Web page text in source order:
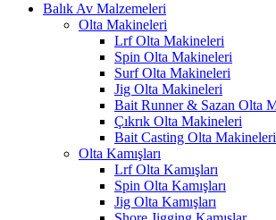
Balık Av Malzemeleri
Olta Makineleri
Lrf Olta Makineleri
Spin Olta Makineleri
Surf Olta Makineleri
Jig Olta Makineleri
Bait Runner & Sazan Olta
Çıkrık Olta Makineleri
Bait Casting Olta Makineleri
Olta Kamışları
Lrf Olta Kamışları
Spin Olta Kamışları
Jig Olta Kamışları